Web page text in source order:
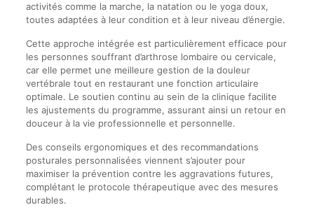
activités comme la marche, la natation ou le yoga doux,
toutes adaptées à leur condition et à leur niveau d’énergie.
Cette approche intégrée est particulièrement efficace pour
les personnes souffrant d’arthrose lombaire ou cervicale,
car elle permet une meilleure gestion de la douleur
vertébrale tout en restaurant une fonction articulaire
optimale. Le soutien continu au sein de la clinique facilite
les ajustements du programme, assurant ainsi un retour en
douceur à la vie professionnelle et personnelle.
Des conseils ergonomiques et des recommandations
posturales personnalisées viennent s’ajouter pour
maximiser la prévention contre les aggravations futures,
complétant le protocole thérapeutique avec des mesures
durables.